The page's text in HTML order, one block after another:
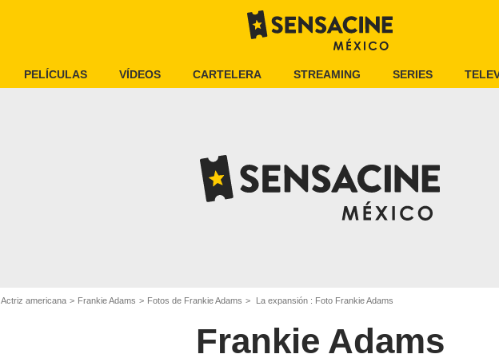
PELÍCULAS VÍDEOS CARTELERA STREAMING SERIES
Actriz americana Frankie Adams Fotos de Frankie Adams La expansión : Foto Frankie Adams
Frankie Adams